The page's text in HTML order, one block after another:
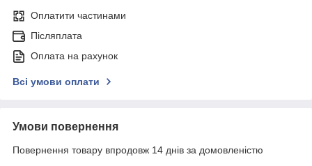
Оплатити частинами
Післяплата
Оплата на рахунок
Всі умови оплати
Умови повернення
Повернення товару впродовж 14 днів за домовленістю